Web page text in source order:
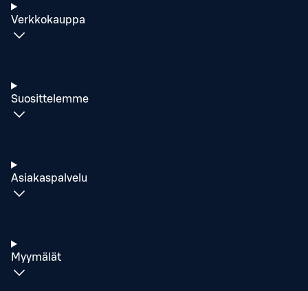
Verkkokauppa
Suosittelemme
Asiakaspalvelu
Myymälät